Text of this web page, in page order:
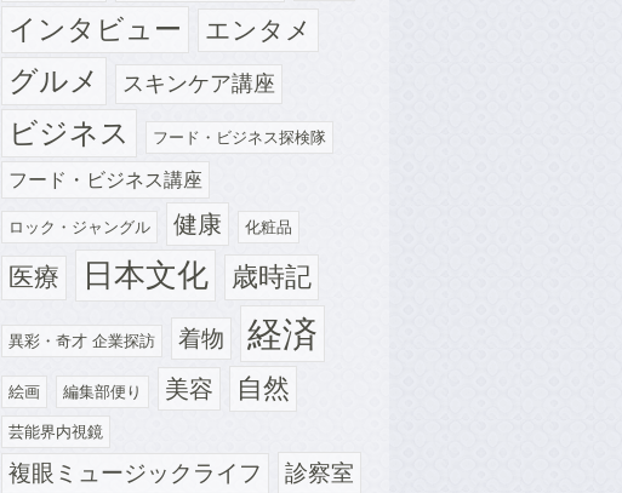
インタビュー エンタメ
グルメ スキンケア講座
ビジネス フード・ビジネス探検隊
フード・ビジネス講座
ロック・ジャングル 健康 化粧品
医療 日本文化 歳時記
異彩・奇才 企業探訪 着物 経済
絵画 編集部便り 美容 自然
芸能界内視鏡
複眼ミュージックライフ 診察室